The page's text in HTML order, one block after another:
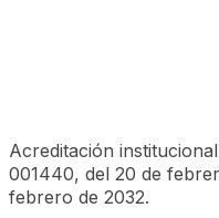
Acreditación
001440, del 20 de
febrero de 2032.